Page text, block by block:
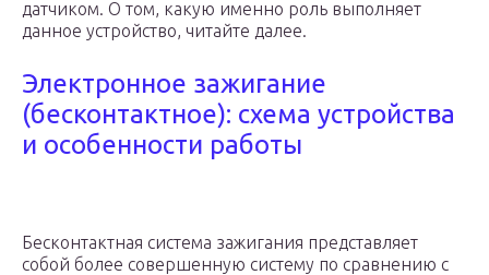
датчиком. О том, какую именно роль выполняет
данное устройство, читайте далее.
Электронное зажигание
(бесконтактное): схема устройства
и особенности работы
Бесконтактная система зажигания представляет
собой более совершенную систему по сравнению с